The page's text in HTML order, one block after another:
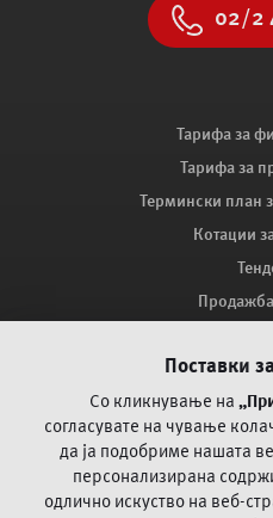
02/2
Тарифа за
Тарифа за
Термински план
Котации
Како ве заштитува
Поплака за оспорување
Често
Поставки
Со кликнување на
согласувате на чување
да ја подобриме нашата
персонализирана
одлично искуство на веб-